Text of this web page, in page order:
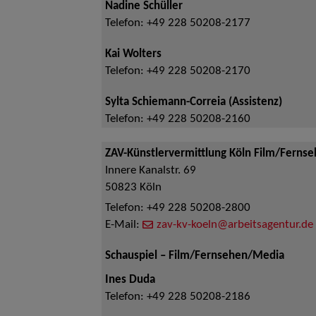
Nadine Schüller
Telefon: +49 228 50208-2177
Kai Wolters
Telefon: +49 228 50208-2170
Sylta Schiemann-Correia (Assistenz)
Telefon: +49 228 50208-2160
ZAV-Künstlervermittlung Köln Film/
Innere Kanalstr. 69
50823 Köln
Telefon: +49 228 50208-2800
E-Mail:
zav-kv-koeln@arbeitsagentur.de
Schauspiel – Film/Fernsehen/Media
Ines Duda
Telefon: +49 228 50208-2186